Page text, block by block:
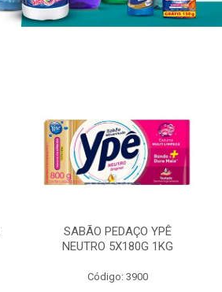
SABÃO PEDAÇO YPÊ
NEUTRO 5X180G 1KG
Código: 3900